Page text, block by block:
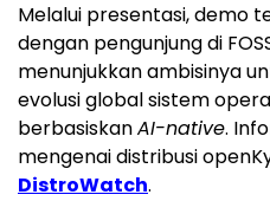
Melalui presentasi, demo
dengan pengunjung di
menunjukkan ambisinya
evolusi global sistem
berbasiskanAI-native.
mengenai distribusi
DistroWatch.